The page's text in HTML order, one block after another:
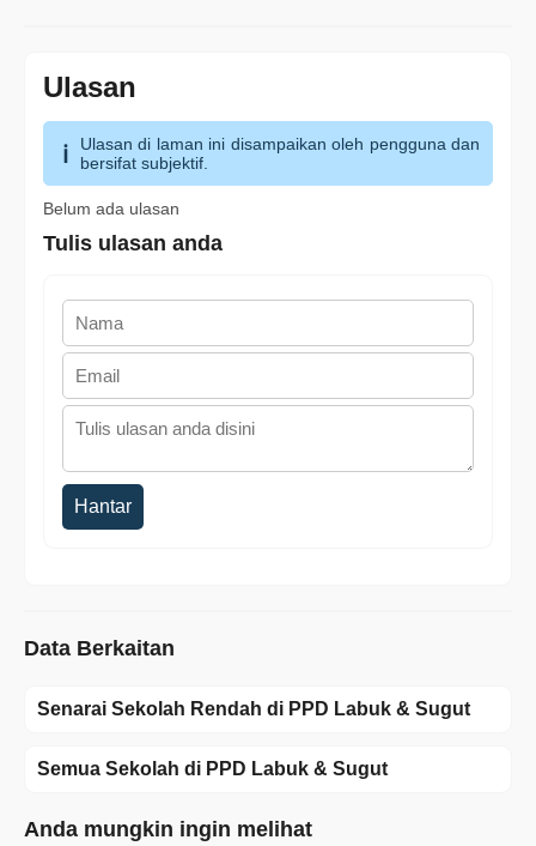
Ulasan
Ulasan di laman ini disampaikan oleh pengguna dan
bersifat subjektif.
Belum ada ulasan
Tulis ulasan anda
Hantar
Data Berkaitan
Senarai Sekolah Rendah di PPD Labuk & Sugut
Semua Sekolah di PPD Labuk & Sugut
Anda mungkin ingin melihat